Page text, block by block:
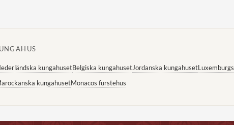
kungahusetBelgiska kungahusetJordanska kungahuset
kungahusetMonacos furstehus